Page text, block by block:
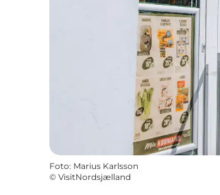
Foto: Marius Karlsson
© VisitNordsjælland